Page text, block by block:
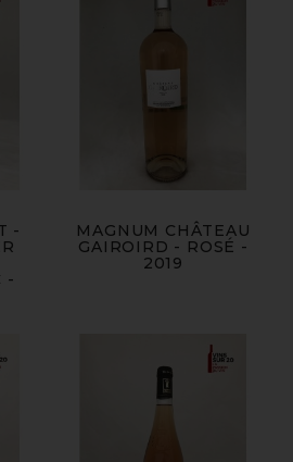
-
-
MAGNUM CHÂTEAU
GAIROIRD - ROSÉ -
2019